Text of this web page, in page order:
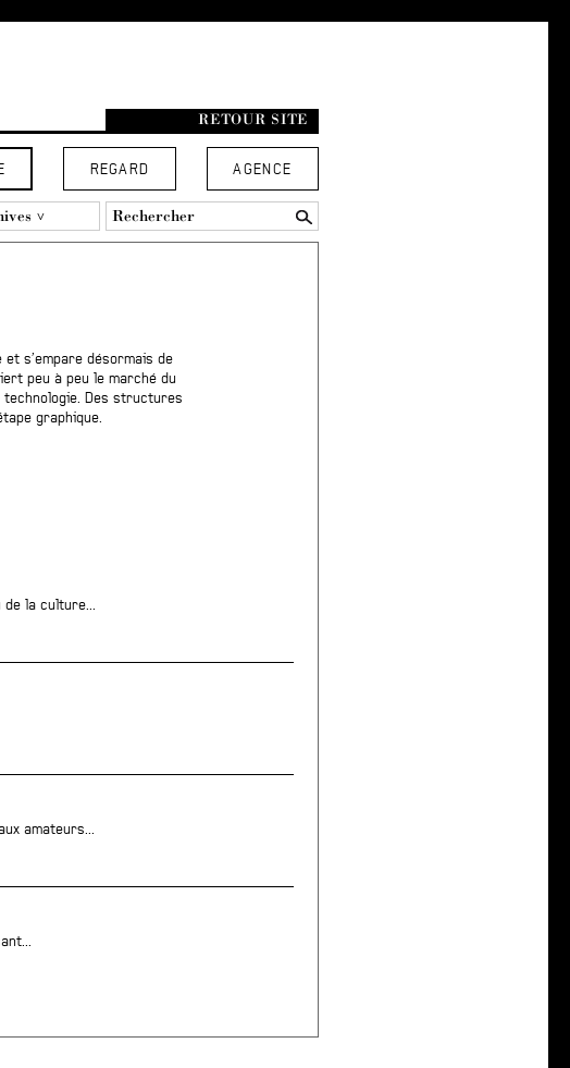
RETOUR SITE
AGENCE
REGARD
s’empare désormais de
peu à peu le marché du
technologie. Des structures
graphique.
de la culture...
amateurs...